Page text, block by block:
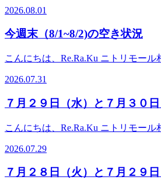
8370【営業時間】10:00-21:00(最終受
ル2F駐車場無料完備
案内も可能です！・１６：００～
す！皆様のご来店心よりお待ちして
トリモール相模原店【電話番号】
10:00-21:00(最終受付20：30)年中無休
奈川県相模原市南区大野台6-1-1ニト
きました。暑さで疲れがたまりやす
な水分補給や塩分、栄養補給を心が
を付け下さい。 只今、Re.Ra.Ku ニト
8/31迄】 120分コース 14,850円 →
分コース 18,150円 → 17,150円（
1,000円OFF！ ※他割引併用不可さら
やハーブボールと併用でお受けいた
OFF】になります！期間中にタイ古
典】 タイ古式90分：1,500円OFFクー
用ください。皆様のご来店心よりお
2026.08.01
今週末（8/1~8/2)の空き状況
こんにちは、Re.Ra.Ku ニトリモー
を乗り切っていきましょう！さて今
通りです。直前のご予約もご案内枠
け付けておりますので、お気軽にお
アでのご案内も可能です！・１９：
の空き状況】・１２：００～・１４
～ ペアでのご案内も可能です！皆
しております♪Re.Ra.Ku ニトリモ
号】042-704-8370【営業時間】10:00-
2026.07.31
７月２９日（水）と７月３０
こんにちは、Re.Ra.Ku ニトリモー
案内枠に空きがありましたら受け付
軽にお問合せください♪【７月２９日
５：００～・１７：００～ ・１９
2026.07.29
７月２８日（火）と７月２９